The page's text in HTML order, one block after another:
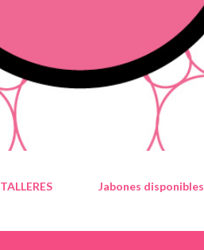
TALLERES Jabones disponibles